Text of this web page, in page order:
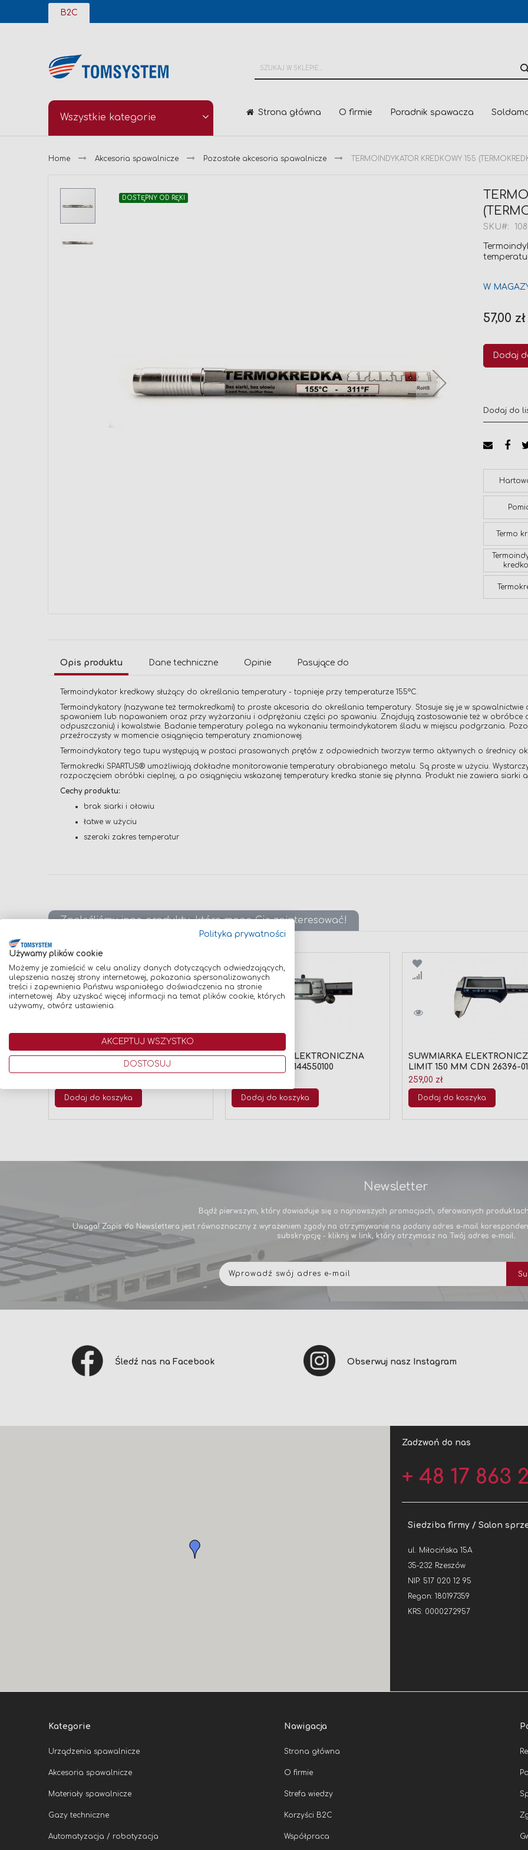
Przejdź
treści
B2C
Wszystkie kategorie Strona główna O firmie Poradnik spawacza
Home Akcesoria spawalnicze Pozostałe akcesoria spawalnicze TERMOINDYKATOR KREDKOWY 155
Przejdź
koniec
DOSTĘPNY OD RĘKI
SKU
W
57,00 zł
Dodaj
Dodaj do
Termo
Opis produktu
Termoindykator kredkowy służący do określania temperatury - topnieje przy temperaturze 155°C.
Termoindykatory (nazywane też termokredkami) to proste akcesoria do określania temperatury. Stosuje się je w
spawaniem lub napawaniem oraz przy wyżarzaniu i odprężaniu części po spawaniu. Znajdują zastosowanie też w obróbce
odpuszczaniu) i kowalstwie. Badanie temperatury polega na wykonaniu termoindykatorem śladu w miejscu podgrzania.
przeźroczysty w momencie osiągnięcia temperatury znamionowej.
Termoindykatory tego tupu występują w postaci prasowanych prętów z odpowiednich tworzyw termo aktywnych o średnicy ok.
Termokredki SPARTUS® umożliwiają dokładne monitorowanie temperatury obrabianego metalu. Są proste w użyciu.
rozpoczęciem obróbki cieplnej, a po osiągnięciu wskazanej temperatury kredka stanie się płynna. Produkt nie zawiera siarki
Cechy produktu:
brak siarki i ołowiu
łatwe w użyciu
szeroki zakres temperatur
Dane techniczne Opinie Pasujące do
Znaleźliśmy inne produkty, które mogą Cię zainteresować!
Porównaj
GŁĘBOKOŚCIOMIERZ
SUWMIARKOWY LIMIT 2643-150
Dodaj do koszyka
Porównaj
SUWMIARKA ELEKTRONICZNA
LIMIT 150 MM 144550100
Dodaj do koszyka
Porównaj
SUWMIARKA
LIMIT 150 MM CDN 26396-
259,00 zł
Dodaj do koszyka
Newsletter
Bądź pierwszym, który dowiaduje się o najnowszych promocjach, oferowanych
Uwaga! Zapis do Newslettera jest równoznaczny z wyrażeniem zgody na otrzymywanie na podany adres e-mail
subskrypcję - kliknij w link, który otrzymasz na Twój adres e-mail.
newsletter:
Śledź nas na Facebook Obserwuj nasz Instagram
Zadzwoń do nas
+ 48 17 863
Siedziba firmy / Salon
ul. Miłocińska 15A
35-232 Rzeszów
NIP: 517 020 12 95
Regon: 180197359
KRS: 0000272957
Kategorie
Urządzenia spawalnicze
Akcesoria spawalnicze
Materiały spawalnicze
Gazy techniczne
Automatyzacja / robotyzacja
Nawigacja
Strona główna
O firmie
Strefa wiedzy
Korzyści B2C
Współpraca
Polityka prywatności
Używamy plików cookie
Możemy je zamieścić w celu analizy danych dotyczących odwiedzających,
ulepszenia naszej strony internetowej, pokazania spersonalizowanych
treści i zapewnienia Państwu wspaniałego doświadczenia na stronie
internetowej. Aby uzyskać więcej informacji na temat plików cookie, których
używamy, otwórz ustawienia.
AKCEPTUJ WSZYSTKO
DOSTOSUJ